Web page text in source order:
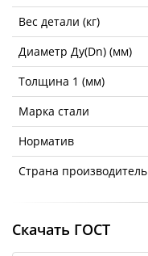
Вес детали (кг)
Диаметр Ду(Dn) (мм)
Толщина 1 (мм)
Марка стали
Норматив
Страна производитель
Скачать ГОСТ